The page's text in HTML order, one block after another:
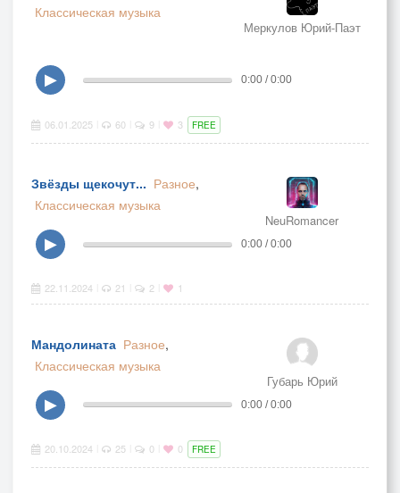
Классическая музыка
Меркулов Юрий-Паэт
▶ 0:00 / 0:00
06.01.2025 60 9 3 FREE
Звёзды щекочут... Разное,
Классическая музыка
NeuRomancer
▶ 0:00 / 0:00
22.11.2024 21 2 1
Мандолината Разное,
Классическая музыка
Губарь Юрий
▶ 0:00 / 0:00
20.10.2024 25 0 0 FREE